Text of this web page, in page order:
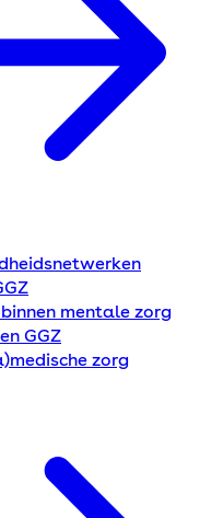
mentale zorg
GGZ
zorg